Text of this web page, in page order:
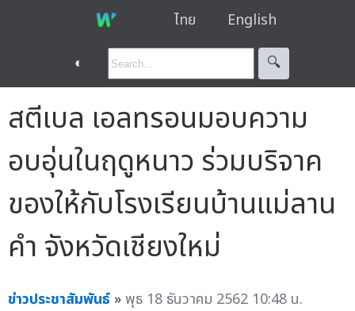
ไทย English
◐ 🔍︎
สตีเบล เอลทรอนมอบความ
อบอุ่นในฤดูหนาว ร่วมบริจาค
ของให้กับโรงเรียนบ้านแม่ลาน
คำ จังหวัดเชียงใหม่
ข่าวประชาสัมพันธ์ »พุธ 18 ธันวาคม 2562 10:48 น.